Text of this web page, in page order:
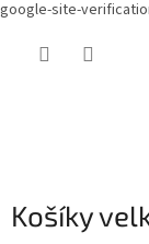
google-site-
Košíky